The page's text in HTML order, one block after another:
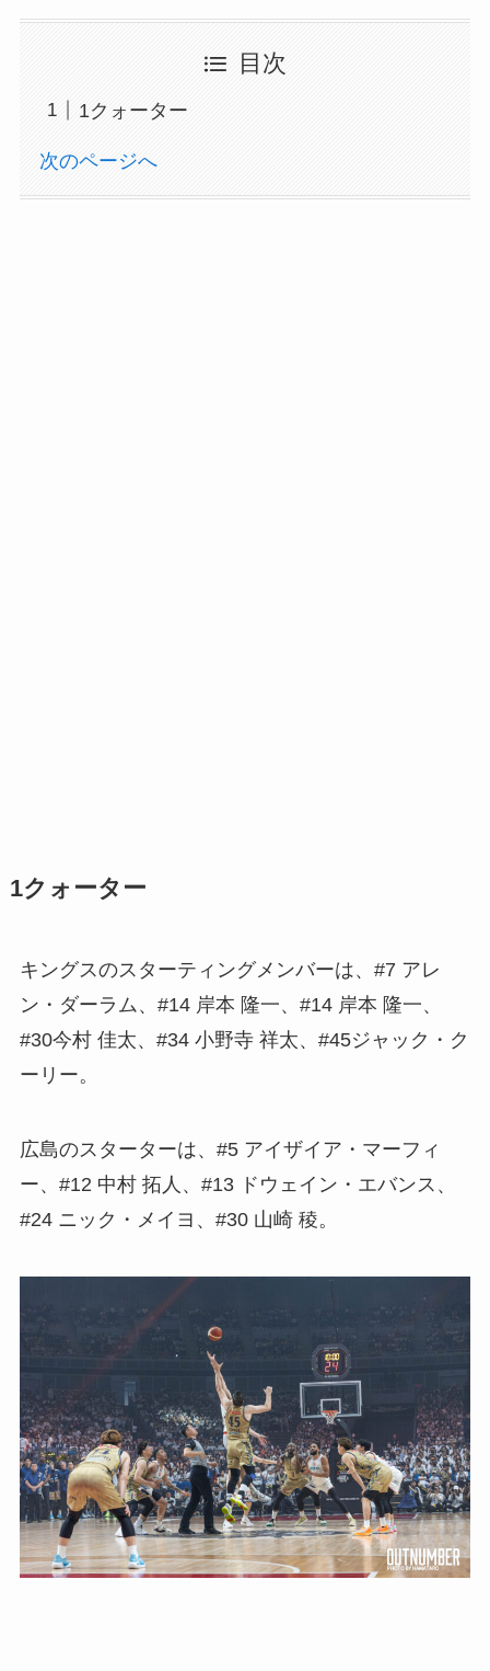
目次
1クォーター
次のページへ
1クォーター
キングスのスターティングメンバーは、#7 アレ
ン・ダーラム、#14 岸本 隆一、#14 岸本 隆一、
#30今村 佳太、#34 小野寺 祥太、#45ジャック・ク
ーリー。
広島のスターターは、#5 アイザイア・マーフィ
ー、#12 中村 拓人、#13 ドウェイン・エバンス、
#24 ニック・メイヨ、#30 山崎 稜。